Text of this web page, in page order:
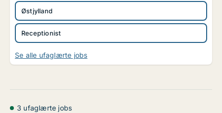
Receptionist
Østjylland
Se alle ufaglærte jobs
3 ufaglærte jobs